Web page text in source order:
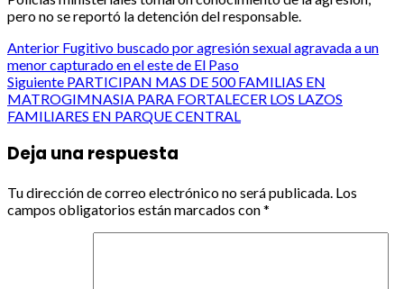
pero no se reportó la detención del responsable.
Post
navigation
Anterior Fugitivo buscado por agresión sexual agravada a un
menor capturado en el este de El Paso
Siguiente PARTICIPAN MAS DE 500 FAMILIAS EN
MATROGIMNASIA PARA FORTALECER LOS LAZOS
FAMILIARES EN PARQUE CENTRAL
Deja una respuesta
Tu dirección de correo electrónico no será publicada. Los
campos obligatorios están marcados con*